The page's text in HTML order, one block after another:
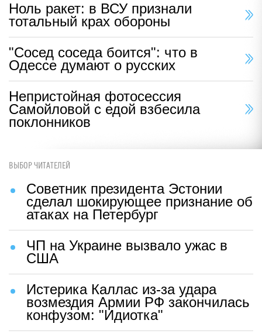
Ноль ракет: в ВСУ признали
тотальный крах обороны
"Сосед соседа боится": что в
Одессе думают о русских
Непристойная фотосессия
Самойловой с едой взбесила
поклонников
ВЫБОР ЧИТАТЕЛЕЙ
Советник президента Эстонии
сделал шокирующее признание об
атаках на Петербург
ЧП на Украине вызвало ужас в
США
Истерика Каллас из-за удара
возмездия Армии РФ закончилась
конфузом: "Идиотка"